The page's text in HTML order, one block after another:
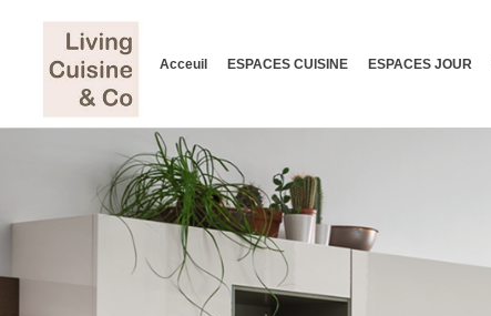
Acceuil ESPACES CUISINE ESPACES JOUR